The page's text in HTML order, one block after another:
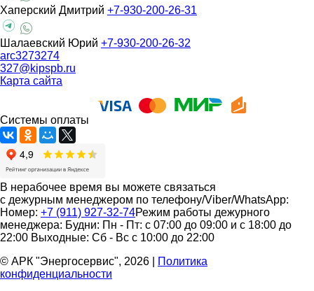
Хаперский Дмитрий +7-930-200-26-31
Шалаевский Юрий +7-930-200-26-32
arc3273274
327@kipspb.ru
Карта сайта
Системы оплаты
В нерабочее время вы можете связаться
с дежурным менеджером по телефону/Viber/WhatsApp:
Номер: +7 (911) 927-32-74Режим работы дежурного
менеджера: Будни: Пн - Пт: с 07:00 до 09:00 и с 18:00 до
22:00 Выходные: Сб - Вс с 10:00 до 22:00
© АРК "Энергосервис", 2026
Политика
конфиденциальности